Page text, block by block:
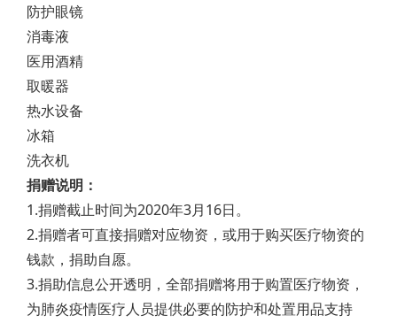
防护眼镜
消毒液
医用酒精
取暖器
热水设备
冰箱
洗衣机
捐赠说明：
1.捐赠截止时间为2020年3月16日。
2.捐赠者可直接捐赠对应物资，或用于购买医疗物资的
钱款，捐助自愿。
3.捐助信息公开透明，全部捐赠将用于购置医疗物资，
为肺炎疫情医疗人员提供必要的防护和处置用品支持